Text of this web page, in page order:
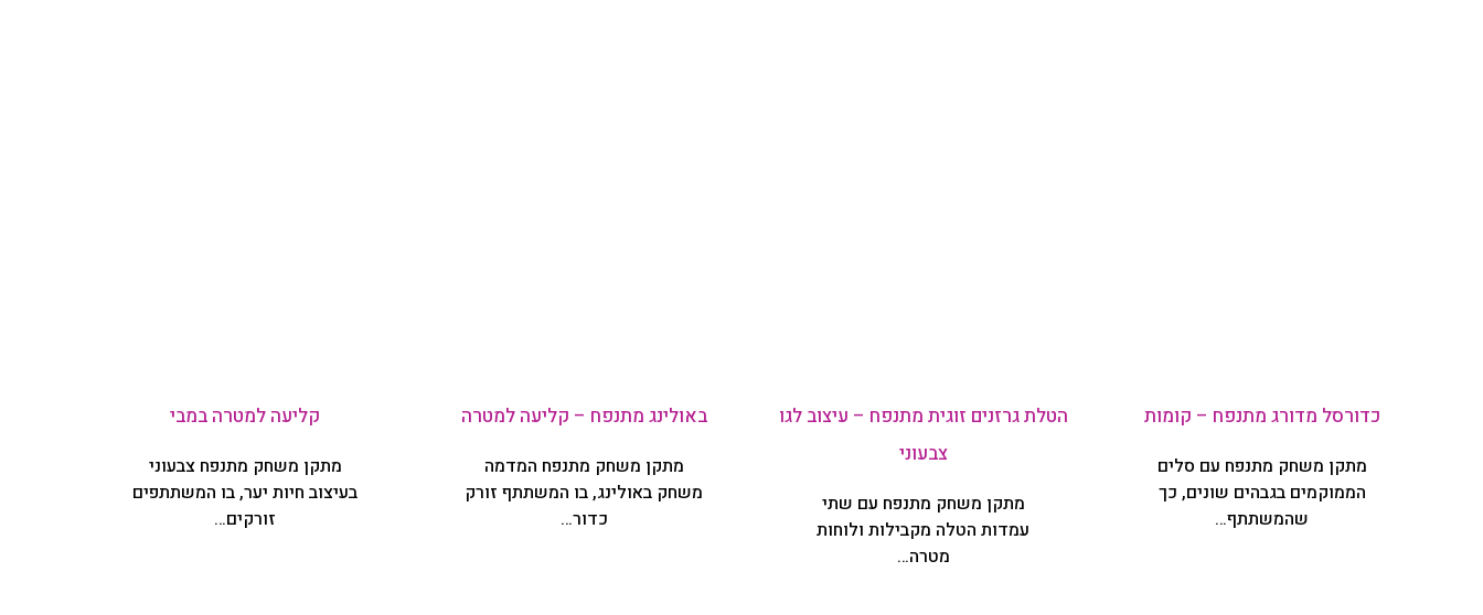
כדורסל מדורג מתנפח – קומות
מתקן משחק מתנפח עם סלים
הממוקמים בגבהים שונים, כך
שהמשתתף…
הטלת גרזנים זוגית מתנפח – עיצוב לגו
צבעוני
מתקן משחק מתנפח עם שתי
עמדות הטלה מקבילות ולוחות
מטרה…
באולינג מתנפח – קליעה למטרה
מתקן משחק מתנפח המדמה
משחק באולינג, בו המשתתף זורק
כדור…
קליעה למטרה במבי
מתקן משחק מתנפח צבעוני
בעיצוב חיות יער, בו המשתתפים
זורקים…